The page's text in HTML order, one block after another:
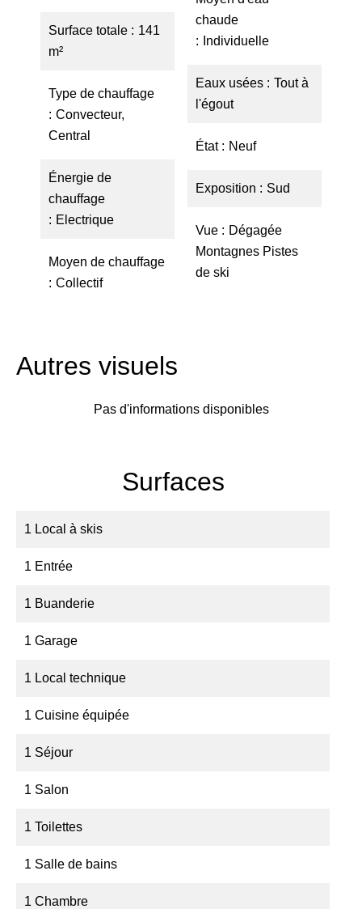
Surface totale
141
m²
Type de chauffage
Convecteur,
Central
Énergie de
chauffage
Electrique
Moyen de chauffage
Collectif
chaude
Individuelle
Eaux usées
Tout à
l'égout
État Neuf
Exposition Sud
Vue
Dégagée
Montagnes Pistes
de ski
Autres visuels
Pas d'informations disponibles
Surfaces
1 Local à skis
1 Entrée
1 Buanderie
1 Garage
1 Local technique
1 Cuisine équipée
1 Séjour
1 Salon
1 Toilettes
1 Salle de bains
1 Chambre